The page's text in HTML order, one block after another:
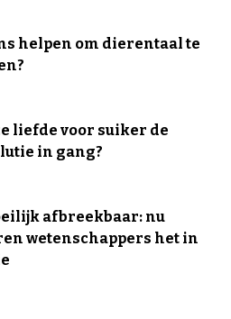
helpen om dierentaal te
liefde voor suiker de
in gang?
afbreekbaar: nu
wetenschappers het in